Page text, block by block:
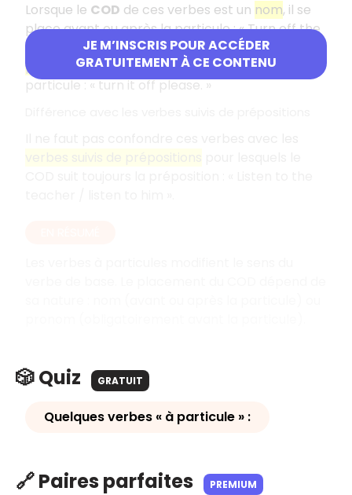
JE M’INSCRIS POUR ACCÉDER
GRATUITEMENT À CE CONTENU
Lorsque le COD de ces verbes est un nom, il se
place avant ou après la particule : « Turn off the
TV/ turn the TV off ». En revanche si c'est un
pronom , il se place obligatoirement avant la
particule : « turn it off please. »
🎲 Quiz GRATUIT
Quelques verbes « à particule » :
🔗 Paires parfaites PREMIUM